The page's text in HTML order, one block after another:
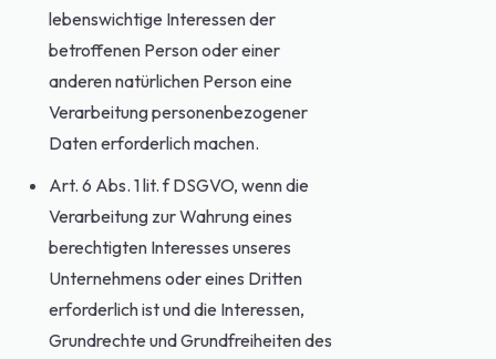
lebenswichtige Interessen der
betroffenen Person oder einer
anderen natürlichen Person eine
Verarbeitung personenbezogener
Daten erforderlich machen.
Art. 6 Abs. 1 lit. f DSGVO, wenn die
Verarbeitung zur Wahrung eines
berechtigten Interesses unseres
Unternehmens oder eines Dritten
erforderlich ist und die Interessen,
Grundrechte und Grundfreiheiten des